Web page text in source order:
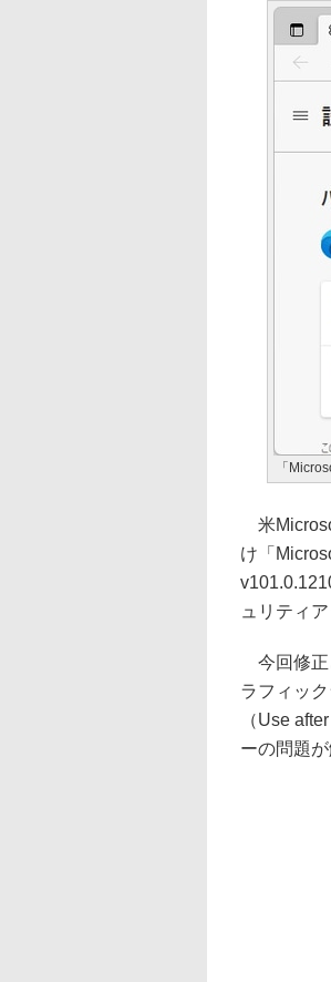
「
米
け「
ュリティ
今回修正
ラフィッ
（Use
ーの問題が